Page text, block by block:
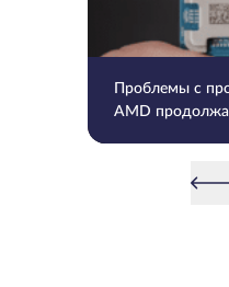
Проблемы с
AMD